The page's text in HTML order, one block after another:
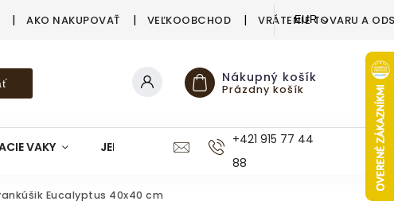
AKO NAKUPOVAŤ VEĽKOOBCHOD VRÁTENIE TOVARU A
EUR
Nákupný košík
Prázdny košík
VAKY JEDÁLEŇ KUCHYŇA KÚPEĽŇA
+421 915 77 44
88
Eucalyptus 40x40 cm